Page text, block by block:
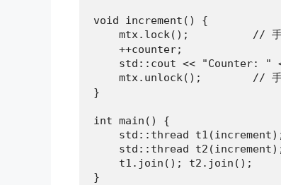
void increment() {
mtx.lock();          // 手
    ++counter;
std::cout << "Counter: "
mtx.unlock();        // 手
}
int main() {
std::thread
std::thread
    t1.join(); t2.join();
}